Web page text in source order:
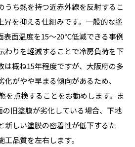
うち熱を持つ近赤外線を反射するこ
昇を抑える仕組みです。一般的な塗
表面温度を15〜20℃低減できる事例
わりを軽減することで冷房負荷を下
は概ね15年程度ですが、大阪府の多
がやや早まる傾向があるため、
を点検することをお勧めします。ま
の旧塗膜が劣化している場合、下地
新しい塗膜の密着性が低下するた
品質を左右します。